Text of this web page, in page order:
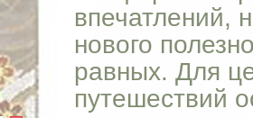
впечатлений,
нового
равных. Для
путешествий